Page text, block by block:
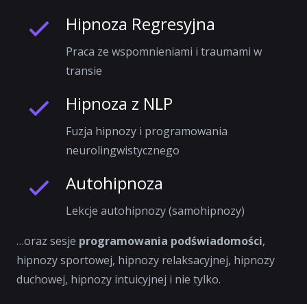
Hipnoza Regresyjna
Praca ze wspomnieniami i traumami w
transie
Hipnoza z NLP
Fuzja hipnozy i programowania
neurolingwistycznego
Autohipnoza
Lekcje autohipnozy (samohipnozy)
…oraz sesje programowania podświadomości,
hipnozy sportowej, hipnozy relaksacyjnej, hipnozy
duchowej, hipnozy intuicyjnej i nie tylko.